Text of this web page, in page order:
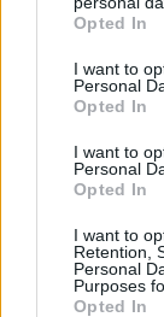
grant or deny
use your data
consent section.
Opted In
I want to
Personal
Opted In
I want to
Personal
Opted In
I want to
Retention,
Personal
Purposes
Opted In
βοηθήσουν
κάνουμε
προβάλουμε
Σε όλη αυτή
στηρίχθηκαν
"Ευχαριστώ
αρκετά.